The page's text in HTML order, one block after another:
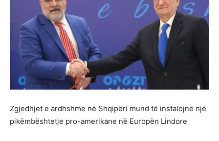
Zgjedhjet e ardhshme në Shqipëri mund të instalojnë një
pikëmbështetje pro-amerikane në Europën Lindore